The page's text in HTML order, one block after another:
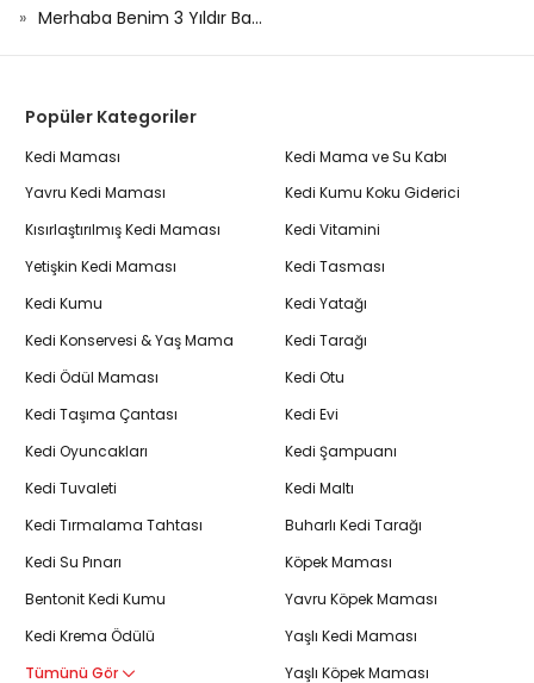
Merhaba Benim 3 Yıldır Ba...
Popüler Kategoriler
Kedi Maması
Yavru Kedi Maması
Kısırlaştırılmış Kedi Maması
Yetişkin Kedi Maması
Kedi Kumu
Kedi Konservesi & Yaş Mama
Kedi Ödül Maması
Kedi Taşıma Çantası
Kedi Oyuncakları
Kedi Tuvaleti
Kedi Tırmalama Tahtası
Kedi Su Pınarı
Bentonit Kedi Kumu
Kedi Krema Ödülü
Tümünü Gör
Kedi Mama ve Su Kabı
Kedi Kumu Koku Giderici
Kedi Vitamini
Kedi Tasması
Kedi Yatağı
Kedi Tarağı
Kedi Otu
Kedi Evi
Kedi Şampuanı
Kedi Maltı
Buharlı Kedi Tarağı
Köpek Maması
Yavru Köpek Maması
Yaşlı Kedi Maması
Yaşlı Köpek Maması